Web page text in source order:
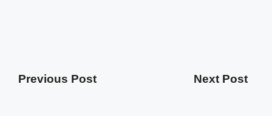
Previous Post Next Post